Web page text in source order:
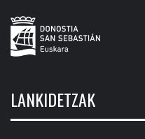
LANKIDETZAK